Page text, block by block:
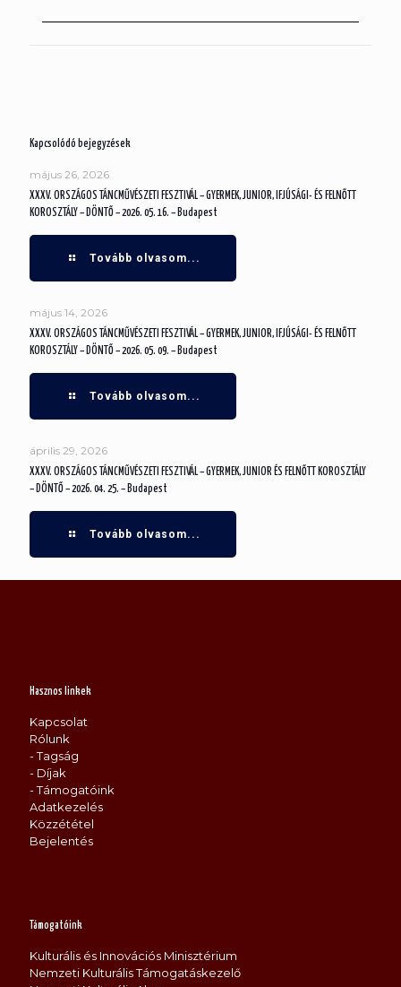
Kapcsolódó bejegyzések
május 26, 2026
XXXV. ORSZÁGOS TÁNCMŰVÉSZETI FESZTIVÁL – GYERMEK, JUNIOR, IFJÚSÁGI- ÉS FELNŐTT
KOROSZTÁLY – DÖNTŐ – 2026. 05. 16. – Budapest
Tovább olvasom...
május 14, 2026
XXXV. ORSZÁGOS TÁNCMŰVÉSZETI FESZTIVÁL – GYERMEK, JUNIOR, IFJÚSÁGI- ÉS FELNŐTT
KOROSZTÁLY – DÖNTŐ – 2026. 05. 09. – Budapest
Tovább olvasom...
április 29, 2026
XXXV. ORSZÁGOS TÁNCMŰVÉSZETI FESZTIVÁL – GYERMEK, JUNIOR ÉS FELNŐTT KOROSZTÁLY
– DÖNTŐ – 2026. 04. 25. – Budapest
Tovább olvasom...
Hasznos linkek
Kapcsolat
Rólunk
- Tagság
- Díjak
- Támogatóink
Adatkezelés
Közzététel
Bejelentés
Támogatóink
Kulturális és Innovációs Minisztérium
Nemzeti Kulturális Támogatáskezelő